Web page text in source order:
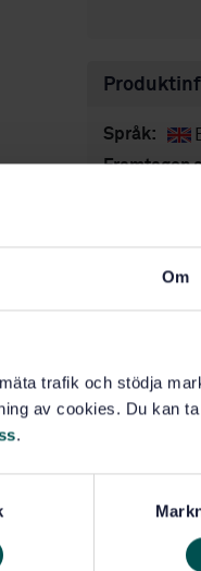
Om
trafik och stödja
av cookies. Du kan
.
Språk:
Framtagen
for
quality
Utgåva: 1
Fastställd:
Inom